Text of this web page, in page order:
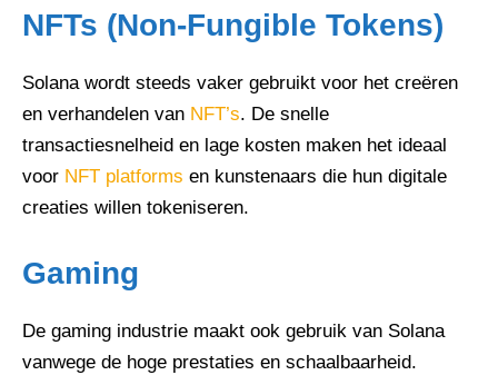
NFTs (Non-Fungible Tokens)
Solana wordt steeds vaker gebruikt voor het creëren
en verhandelen van NFT’s. De snelle
transactiesnelheid en lage kosten maken het ideaal
voor NFT platforms en kunstenaars die hun digitale
creaties willen tokeniseren.
Gaming
De gaming industrie maakt ook gebruik van Solana
vanwege de hoge prestaties en schaalbaarheid.